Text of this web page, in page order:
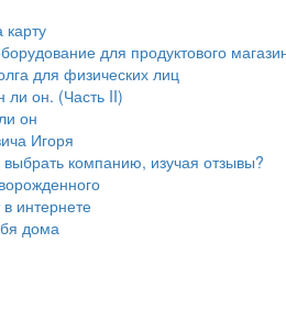
для продуктового
для физических лиц
ли он. (Часть II)
он
Игоря
компанию, изучая отзывы?
интернете
дома